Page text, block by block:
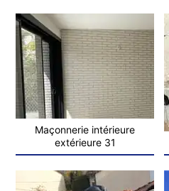
Maçonnerie intérieure
extérieure 31